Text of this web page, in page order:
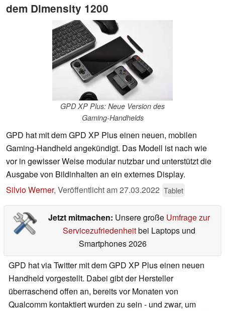
dem Dimensity 1200
GPD XP Plus: Neue Version des
Gaming-Handhelds
GPD hat mit dem GPD XP Plus einen neuen, mobilen
Gaming-Handheld angekündigt. Das Modell ist nach wie
vor in gewisser Weise modular nutzbar und unterstützt die
Ausgabe von Bildinhalten an ein externes Display.
Silvio Werner, Veröffentlicht am27.03.2022 Tablet
Jetzt mitmachen: Unsere große Umfrage zur
Servicezufriedenheitbei Laptops und
Smartphones 2026
GPD hat via Twitter mit dem GPD XP Plus einen neuen
Handheld vorgestellt. Dabei gibt der Hersteller
überraschend offen an, bereits vor Monaten von
Qualcomm kontaktiert wurden zu sein - und zwar, um